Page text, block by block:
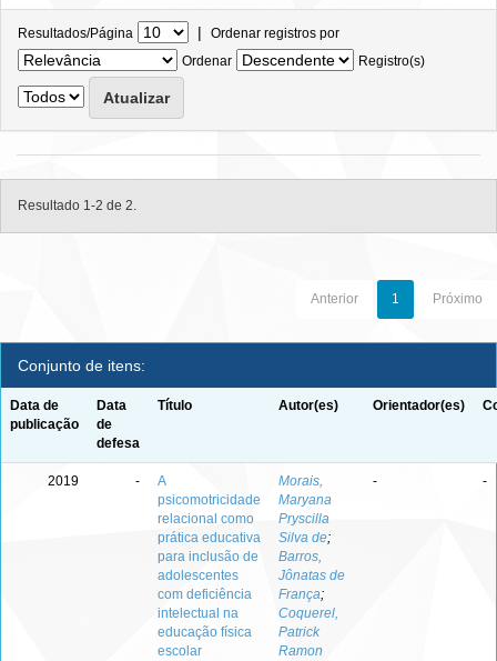
Resultados/Página | Ordenar registros por
Ordenar
Registro(s)
Resultado 1-2 de 2.
Anterior 1 Próximo
Conjunto de itens:
Data de
publicação
Data
de
defesa
Título Autor(es) Orientador(es)
2019 -
A
psicomotricidade
relacional como
prática educativa
para inclusão de
adolescentes
com deficiência
intelectual na
educação física
escolar
Morais,
Maryana
Pryscilla
Silva de;
Barros,
Jônatas de
França;
Coquerel,
Patrick
Ramon
- -